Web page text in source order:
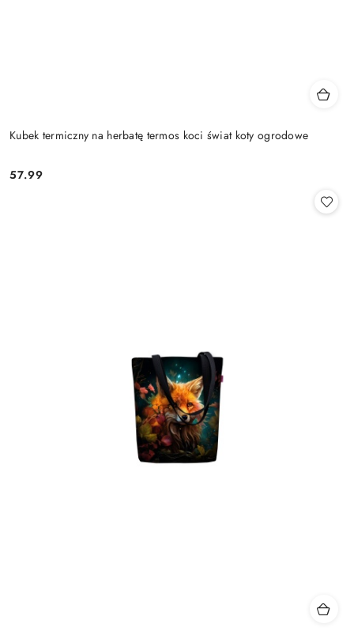
Kubek termiczny na herbatę termos koci świat koty ogrodowe
Cena:
57.99